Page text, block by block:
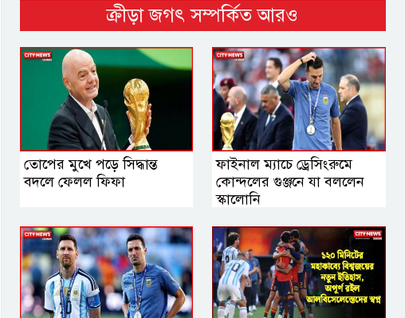
ক্রীড়া জগৎ সম্পর্কিত আরও
তোপের মুখে পড়ে সিদ্ধান্ত
বদলে ফেলল ফিফা
ফাইনাল ম্যাচে ড্রেসিংরুমে
কোন্দলের গুঞ্জনে যা বললেন
স্কালোনি